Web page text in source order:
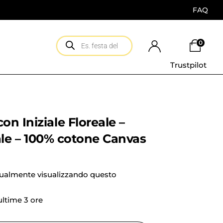
FAQ
0
Trustpilot
Iniziale Floreale –
– 100% cotone Canvas
visualizzando questo
3 ore